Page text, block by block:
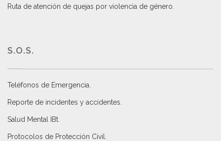
Ruta de atención de quejas por violencia de género
S.O.S.
Teléfonos de Emergencia.
Reporte de incidentes y accidentes
Salud Mental IBt
Protocolos de Protección Civil